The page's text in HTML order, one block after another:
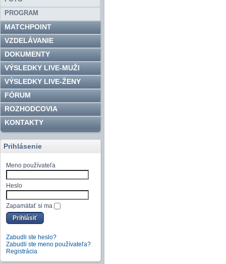
PROGRAM
MATCHPOINT
VZDELÁVANIE
DOKUMENTY
VÝSLEDKY LIVE-MUŽI
VÝSLEDKY LIVE-ŽENY
FÓRUM
ROZHODCOVIA
KONTAKTY
Prihlásenie
Meno používateľa
Heslo
Zapamätať si ma
Zabudli ste heslo?
Zabudli ste meno používateľa?
Registrácia